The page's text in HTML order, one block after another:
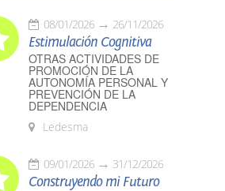
08/01/2026 26/11/2026
Estimulación Cognitiva
OTRAS ACTIVIDADES DE
PROMOCIÓN DE LA
AUTONOMÍA PERSONAL Y
PREVENCIÓN DE LA
DEPENDENCIA
Ledesma
09/01/2026 31/12/2026
Construyendo mi Futuro